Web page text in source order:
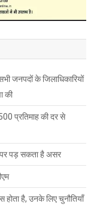
जनपदों के जिलाधिकारियों
की
प्रतिमाह की दर से
पर पड़ सकता है असर
होता है, उनके लिए चुनौतियाँ